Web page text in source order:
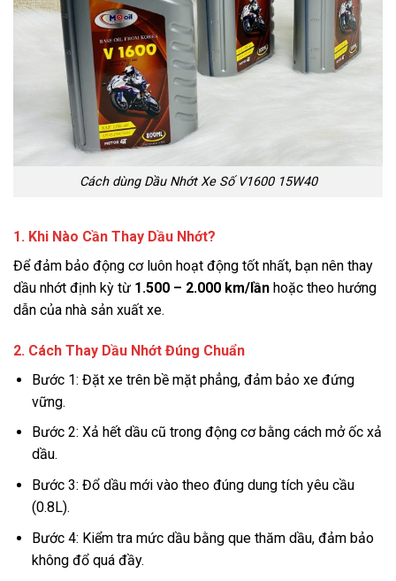
Cách dùng Dầu Nhớt Xe Số V1600 15W40
1. Khi Nào Cần Thay Dầu Nhớt?
Để đảm bảo động cơ luôn hoạt động tốt nhất, bạn nên thay
dầu nhớt định kỳ từ 1.500 – 2.000 km/lần hoặc theo hướng
dẫn của nhà sản xuất xe.
2. Cách Thay Dầu Nhớt Đúng Chuẩn
Bước 1: Đặt xe trên bề mặt phẳng, đảm bảo xe đứng
vững.
Bước 2: Xả hết dầu cũ trong động cơ bằng cách mở ốc xả
dầu.
Bước 3: Đổ dầu mới vào theo đúng dung tích yêu cầu
(0.8L).
Bước 4: Kiểm tra mức dầu bằng que thăm dầu, đảm bảo
không đổ quá đầy.